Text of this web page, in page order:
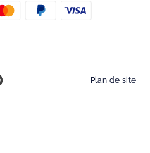
Plan de site